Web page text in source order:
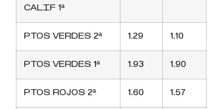
CALIF 1ª
PTOS VERDES 2ª 1.29 1.10
PTOS VERDES 1ª 1.93 1.90
PTOS ROJOS 2ª 1.60 1.57